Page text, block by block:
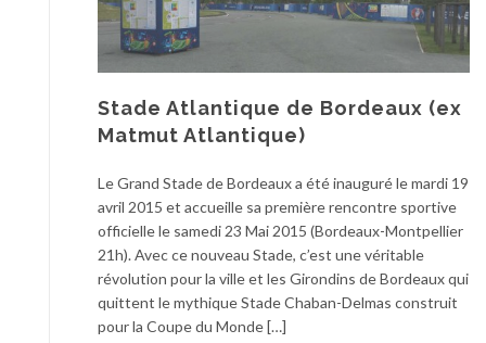
Stade Atlantique de Bordeaux (ex
Matmut Atlantique)
Le Grand Stade de Bordeaux a été inauguré le mardi 19
avril 2015 et accueille sa première rencontre sportive
officielle le samedi 23 Mai 2015 (Bordeaux-Montpellier
21h). Avec ce nouveau Stade, c’est une véritable
révolution pour la ville et les Girondins de Bordeaux qui
quittent le mythique Stade Chaban-Delmas construit
pour la Coupe du Monde […]